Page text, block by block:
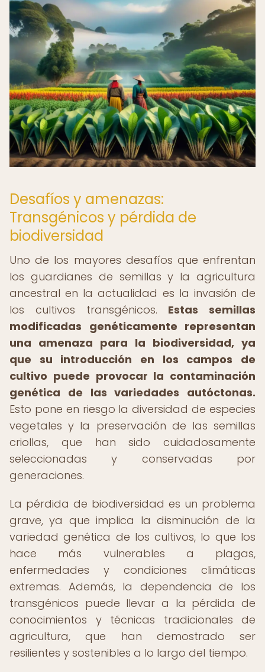
Desafíos y amenazas:
Transgénicos y pérdida de
biodiversidad
Uno de los mayores desafíos que enfrentan
los guardianes de semillas y la agricultura
ancestral en la actualidad es la invasión de
los cultivos transgénicos. Estas semillas
modificadas genéticamente representan
una amenaza para la biodiversidad, ya
que su introducción en los campos de
cultivo puede provocar la contaminación
genética de las variedades autóctonas.
Esto pone en riesgo la diversidad de especies
vegetales y la preservación de las semillas
criollas, que han sido cuidadosamente
seleccionadas y conservadas por
generaciones.
La pérdida de biodiversidad es un problema
grave, ya que implica la disminución de la
variedad genética de los cultivos, lo que los
hace más vulnerables a plagas,
enfermedades y condiciones climáticas
extremas. Además, la dependencia de los
transgénicos puede llevar a la pérdida de
conocimientos y técnicas tradicionales de
agricultura, que han demostrado ser
resilientes y sostenibles a lo largo del tiempo.